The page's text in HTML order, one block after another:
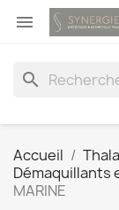

search
Accueil
Démaquillants
MARINE